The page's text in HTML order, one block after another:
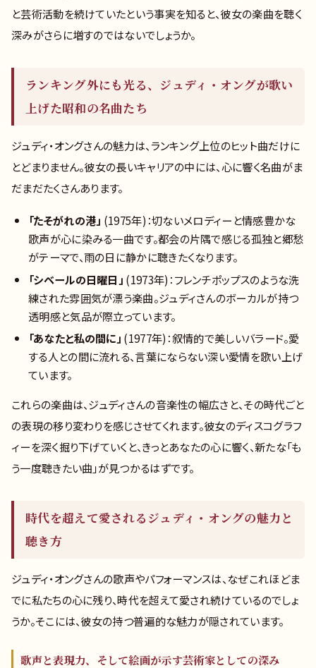
と芸術活動を続けていたという事実を知ると、彼女の楽曲を聴く
深みがさらに増すのではないでしょうか。
ランキング外にも光る、ジュディ・オングが歌い
上げた昭和の名曲たち
ジュディ・オングさんの魅力は、ランキング上位のヒット曲だけに
とどまりません。彼女の長いキャリアの中には、心に響く名曲がま
だまだたくさんあります。
「たそがれの港」 (1975年)：切ないメロディーと情感豊かな
歌声が心に染みる一曲です。都会の片隅で感じる孤独と郷愁
がテーマで、雨の日に静かに聴きたくなります。
「シベールの日曜日」 (1973年)：フレンチポップスのような洗
練された雰囲気が漂う楽曲。ジュディさんのボーカルが持つ
透明感と気品が際立っています。
「あなたと私の間に」 (1977年)：叙情的で美しいバラード。愛
する人との間に流れる、言葉にならない深い愛情を歌い上げ
ています。
これらの楽曲は、ジュディさんの音楽性の幅広さと、その時代ごと
の表現の移り変わりを感じさせてくれます。彼女のディスコグラフ
ィーを深く掘り下げていくと、きっとあなたの心に響く、新たな「も
う一度聴きたい曲」が見つかるはずです。
時代を超えて愛されるジュディ・オングの魅力と
聴き方
ジュディ・オングさんの歌声やパフォーマンスは、なぜこれほどま
でに私たちの心に残り、時代を超えて愛され続けているのでしょ
うか。そこには、彼女の持つ普遍的な魅力が隠されています。
歌声と表現力、そして絵画が示す芸術家としての深み